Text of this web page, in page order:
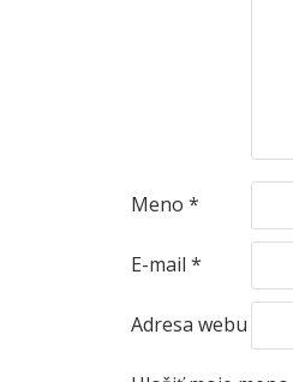
Meno *
E-mail *
Adresa webu